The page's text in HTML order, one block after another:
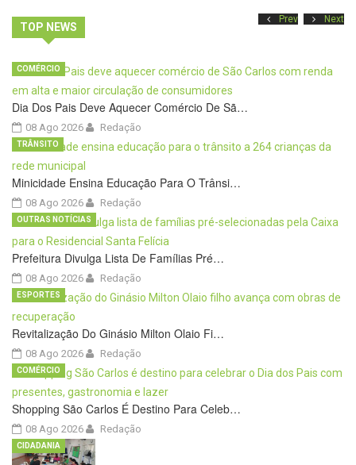
TOP NEWS
Prev Next
Dia Dos Pais Deve Aquecer Comércio De Sã…
08 Ago 2026
COMÉRCIO
Redação
Minicidade Ensina Educação Para O Trânsi…
08 Ago 2026
TRÂNSITO
Redação
Prefeitura Divulga Lista De Famílias Pré…
08 Ago 2026
OUTRAS NOTÍCIAS
Redação
Revitalização Do Ginásio Milton Olaio Fi…
08 Ago 2026
ESPORTES
Redação
Shopping São Carlos É Destino Para Celeb…
08 Ago 2026
COMÉRCIO
Redação
CIDADANIA